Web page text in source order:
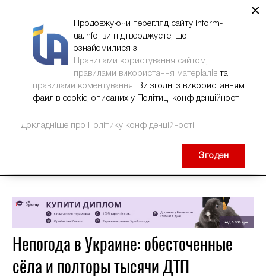
Непогода в Украине: обесточенные
сёла и полторы тысячи ДТП
×
Продовжуючи перегляд сайту inform-
ua.info, ви підтверджуєте, що
ознайомилися з
Правилами користування сайтом,
правилами використання матеріалів та
правилами коментування. Ви згодні з використанням
файлів cookie, описаних у Політиці конфіденційності.
Докладніше про Політику конфіденційності
Згоден